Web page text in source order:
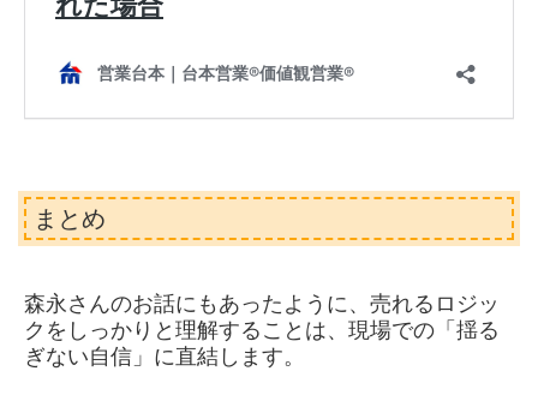
まとめ
森永さんのお話にもあったように、売れるロジッ
クをしっかりと理解することは、現場での「揺る
ぎない自信」に直結します。